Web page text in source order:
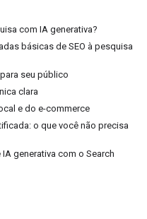
com IA generativa?
básicas de SEO à pesquisa
seu público
clara
e do e-commerce
o que você não precisa
generativa com o Search